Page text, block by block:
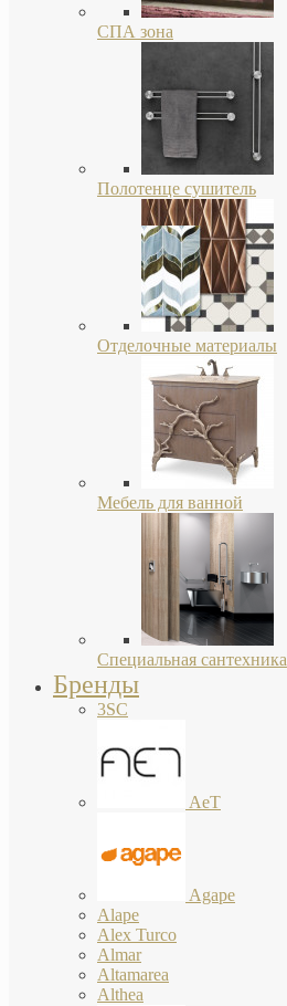
СПА зона
Полотенце сушитель
Отделочные материалы
Мебель для ванной
Специальная сантехника
Бренды
3SC
AeT
Agape
Alape
Alex Turco
Almar
Altamarea
Althea